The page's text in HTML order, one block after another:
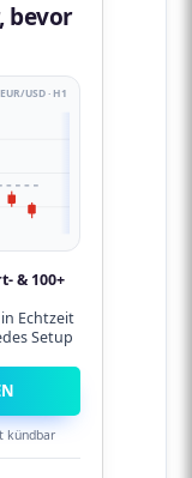
bevor
EUR/USD · H1
& 100+
Echtzeit
Setup
kündbar